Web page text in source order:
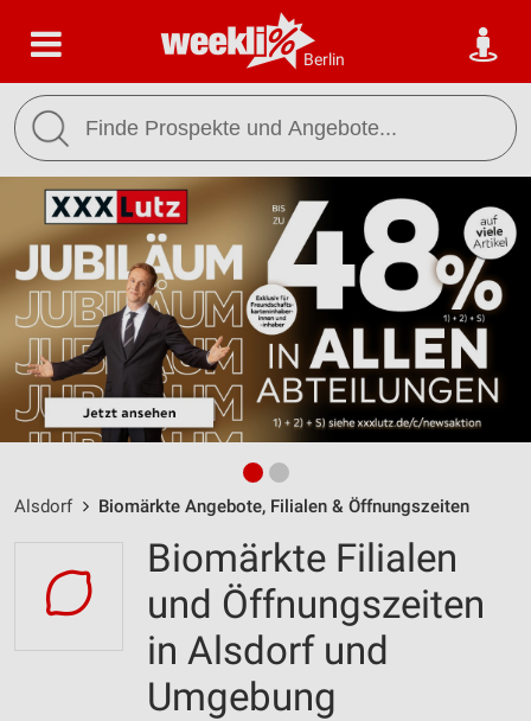
Berlin
Alsdorf Biomärkte Angebote, Filialen & Öffnungszeiten
Biomärkte Filialen
und Öffnungszeiten
in Alsdorf und
Umgebung